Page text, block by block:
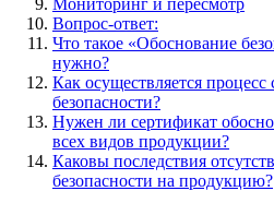
Вопрос-ответ:
Что такое «Обоснование
нужно?
Как осуществляется процесс
безопасности?
Нужен ли сертификат
всех видов продукции?
Каковы последствия
безопасности на продукцию?